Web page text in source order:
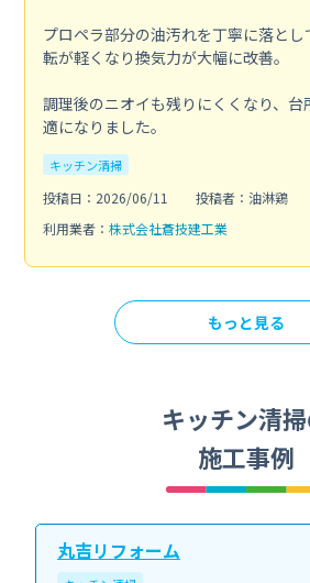
プロペラ部分の油汚れを丁寧に落と
転が軽くなり換気力が大幅に改善。
調理後のニオイも残りにくくなり、
適になりました。
キッチン清掃
投稿日：2026/06/11
投稿者：油淋鶏
利用業者： 株式会社蒼技建工業
もっと見る
キッチン清
施工事例
丸吉リフォーム